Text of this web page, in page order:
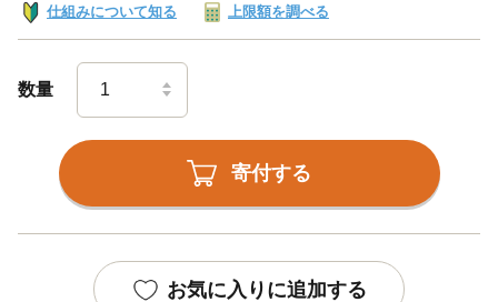
仕組みについて知る 上限額を調べる
数量
寄付する
お気に入りに追加する